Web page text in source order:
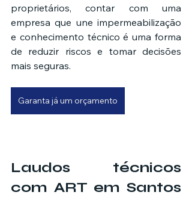
proprietários, contar com uma
empresa que une impermeabilização
e conhecimento técnico é uma forma
de reduzir riscos e tomar decisões
mais seguras.
Garanta já um orçamento
Laudos técnicos
com ART em Santos